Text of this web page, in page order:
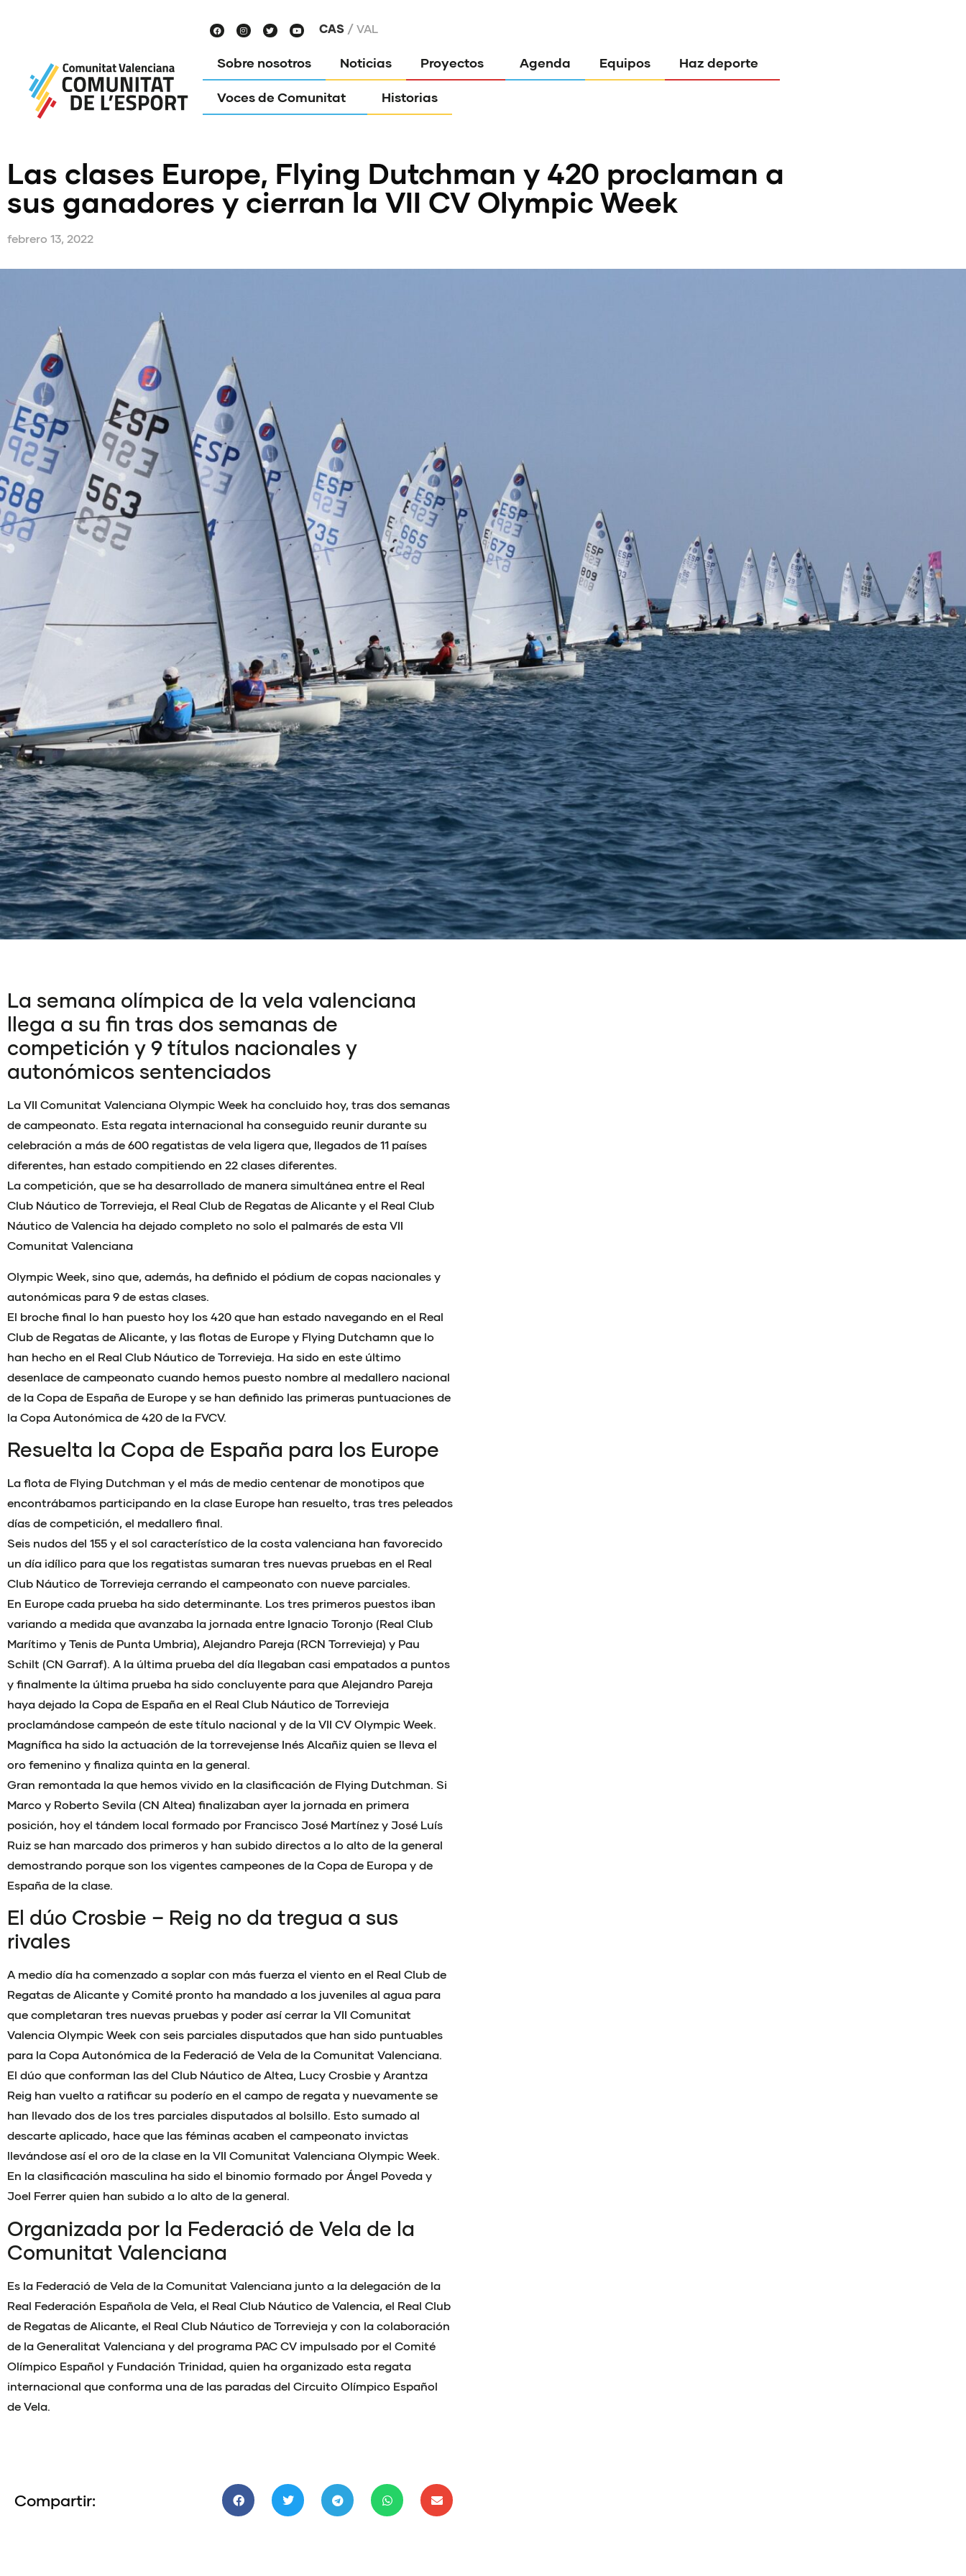
CAS VAL
Sobre nosotros Noticias Proyectos Agenda Equipos Haz deporte
Voces de Comunitat Historias
Las clases Europe, Flying Dutchman y 420 proclaman a
sus ganadores y cierran la VII CV Olympic Week
febrero 13, 2022
La semana olímpica de la vela valenciana
llega a su fin tras dos semanas de
competición y 9 títulos nacionales y
autonómicos sentenciados
La VII Comunitat Valenciana Olympic Week ha concluido hoy, tras dos semanas
de campeonato. Esta regata internacional ha conseguido reunir durante su
celebración a más de 600 regatistas de vela ligera que, llegados de 11 países
diferentes, han estado compitiendo en 22 clases diferentes.
La competición, que se ha desarrollado de manera simultánea entre el Real
Club Náutico de Torrevieja, el Real Club de Regatas de Alicante y el Real Club
Náutico de Valencia ha dejado completo no solo el palmarés de esta VII
Comunitat Valenciana
Olympic Week, sino que, además, ha definido el pódium de copas nacionales y
autonómicas para 9 de estas clases.
El broche final lo han puesto hoy los 420 que han estado navegando en el Real
Club de Regatas de Alicante, y las flotas de Europe y Flying Dutchamn que lo
han hecho en el Real Club Náutico de Torrevieja. Ha sido en este último
desenlace de campeonato cuando hemos puesto nombre al medallero nacional
de la Copa de España de Europe y se han definido las primeras puntuaciones de
la Copa Autonómica de 420 de la FVCV.
Resuelta la Copa de España para los Europe
La flota de Flying Dutchman y el más de medio centenar de monotipos que
encontrábamos participando en la clase Europe han resuelto, tras tres peleados
días de competición, el medallero final.
Seis nudos del 155 y el sol característico de la costa valenciana han favorecido
un día idílico para que los regatistas sumaran tres nuevas pruebas en el Real
Club Náutico de Torrevieja cerrando el campeonato con nueve parciales.
En Europe cada prueba ha sido determinante. Los tres primeros puestos iban
variando a medida que avanzaba la jornada entre Ignacio Toronjo (Real Club
Marítimo y Tenis de Punta Umbria), Alejandro Pareja (RCN Torrevieja) y Pau
Schilt (CN Garraf). A la última prueba del día llegaban casi empatados a puntos
y finalmente la última prueba ha sido concluyente para que Alejandro Pareja
haya dejado la Copa de España en el Real Club Náutico de Torrevieja
proclamándose campeón de este título nacional y de la VII CV Olympic Week.
Magnífica ha sido la actuación de la torrevejense Inés Alcañiz quien se lleva el
oro femenino y finaliza quinta en la general.
Gran remontada la que hemos vivido en la clasificación de Flying Dutchman. Si
Marco y Roberto Sevila (CN Altea) finalizaban ayer la jornada en primera
posición, hoy el tándem local formado por Francisco José Martínez y José Luís
Ruiz se han marcado dos primeros y han subido directos a lo alto de la general
demostrando porque son los vigentes campeones de la Copa de Europa y de
España de la clase.
El dúo Crosbie – Reig no da tregua a sus
rivales
A medio día ha comenzado a soplar con más fuerza el viento en el Real Club de
Regatas de Alicante y Comité pronto ha mandado a los juveniles al agua para
que completaran tres nuevas pruebas y poder así cerrar la VII Comunitat
Valencia Olympic Week con seis parciales disputados que han sido puntuables
para la Copa Autonómica de la Federació de Vela de la Comunitat Valenciana.
El dúo que conforman las del Club Náutico de Altea, Lucy Crosbie y Arantza
Reig han vuelto a ratificar su poderío en el campo de regata y nuevamente se
han llevado dos de los tres parciales disputados al bolsillo. Esto sumado al
descarte aplicado, hace que las féminas acaben el campeonato invictas
llevándose así el oro de la clase en la VII Comunitat Valenciana Olympic Week.
En la clasificación masculina ha sido el binomio formado por Ángel Poveda y
Joel Ferrer quien han subido a lo alto de la general.
Organizada por la Federació de Vela de la
Comunitat Valenciana
Es la Federació de Vela de la Comunitat Valenciana junto a la delegación de la
Real Federación Española de Vela, el Real Club Náutico de Valencia, el Real Club
de Regatas de Alicante, el Real Club Náutico de Torrevieja y con la colaboración
de la Generalitat Valenciana y del programa PAC CV impulsado por el Comité
Olímpico Español y Fundación Trinidad, quien ha organizado esta regata
internacional que conforma una de las paradas del Circuito Olímpico Español
de Vela.
Compartir: